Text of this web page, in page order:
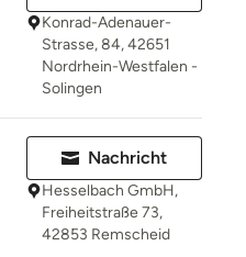
Konrad-Adenauer-
Strasse, 84, 42651
Nordrhein-Westfalen -
Solingen
Nachricht
Hesselbach GmbH,
Freiheitstraße 73,
42853 Remscheid